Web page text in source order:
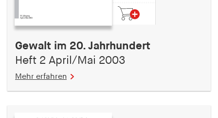
Gewalt im 20. Jahrhundert
Heft 2 April/Mai 2003
Mehr erfahren